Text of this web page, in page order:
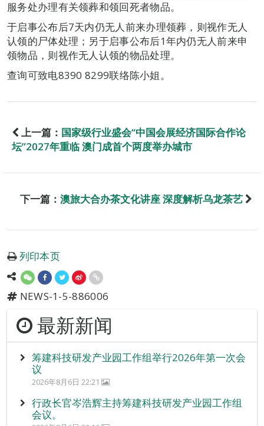
服务处办理有关领葬和领回死者物品。
于启事公布后7天内仍无人前来办理领葬，则视作无人
认领的尸体处理；另于启事公布后1年内仍无人前来申
领物品，则视作无人认领的物品处理。
查询可致电8390 8299联络陈小姐。
上一篇： 国家级行业盛会“中国会展经济国际合作论
坛”2027年重临 澳门成首个两度举办城市
下一篇： 澳旅大合办茶文化讲座 深度解析乌龙茶艺
列印本页
NEWS-1-5-886006
最新新闻
筹建科技研发产业园工作组举行2026年第一次会
议
2026年8月6日 22:21
行政长官岑浩辉主持筹建科技研发产业园工作组
会议。